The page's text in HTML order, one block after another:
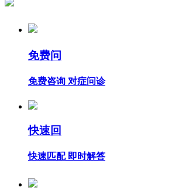
免费问
免费咨询 对症问诊
快速回
快速匹配 即时解答